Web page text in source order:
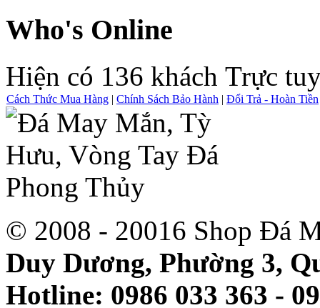
Who's Online
Hiện có 136 khách Trực
Cách Thức Mua Hàng | Chính Sách Bảo Hành | Đổi Trả - Hoàn Tiền
© 2008 - 20016 Shop Đá
Duy Dương, Phường 3,
Hotline: 0986 033 363 -